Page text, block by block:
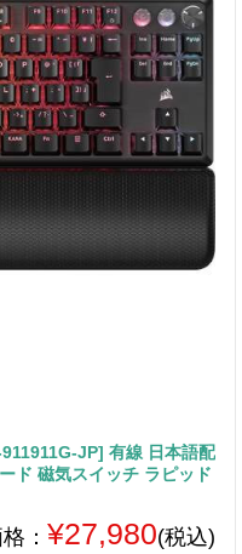
JP] 有線 日本語配
ド 磁気スイッチ ラピッド
： ¥27,980(税込)